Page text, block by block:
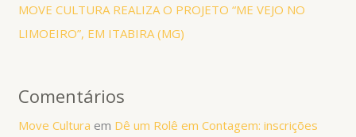
MOVE CULTURA REALIZA O PROJETO “ME VEJO NO
LIMOEIRO”, EM ITABIRA (MG)
Comentários
Move Cultura em Dê um Rolê em Contagem: inscrições